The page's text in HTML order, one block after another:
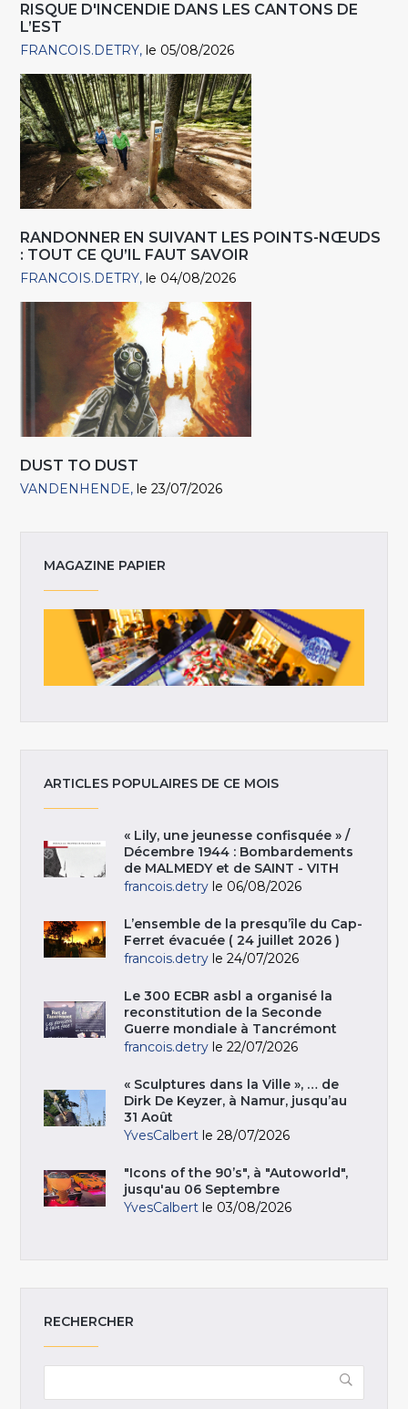
RISQUE D'INCENDIE DANS LES CANTONS DE
L’EST
FRANCOIS.DETRY le 05/08/2026
RANDONNER EN SUIVANT LES POINTS-NŒUDS
: TOUT CE QU’IL FAUT SAVOIR
FRANCOIS.DETRY le 04/08/2026
DUST TO DUST
VANDENHENDE le 23/07/2026
MAGAZINE PAPIER
ARTICLES POPULAIRES DE CE MOIS
« Lily, une jeunesse confisquée » /
Décembre 1944 : Bombardements
de MALMEDY et de SAINT - VITH
francois.detry le 06/08/2026
L’ensemble de la presqu’île du Cap-
Ferret évacuée ( 24 juillet 2026 )
francois.detry le 24/07/2026
Le 300 ECBR asbl a organisé la
reconstitution de la Seconde
Guerre mondiale à Tancrémont
francois.detry le 22/07/2026
« Sculptures dans la Ville », … de
Dirk De Keyzer, à Namur, jusqu’au
31 Août
YvesCalbert le 28/07/2026
"Icons of the 90’s", à "Autoworld",
jusqu'au 06 Septembre
YvesCalbert le 03/08/2026
RECHERCHER